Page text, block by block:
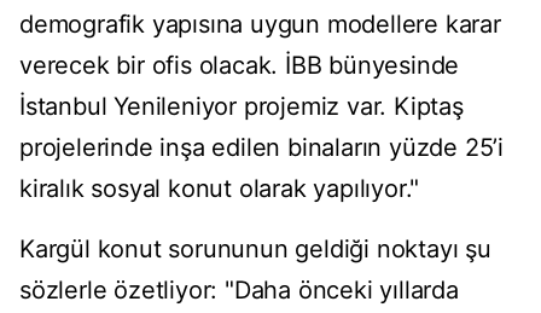
demografik yapısına uygun modellere karar
verecek bir ofis olacak. İBB bünyesinde
İstanbul Yenileniyor projemiz var. Kiptaş
projelerinde inşa edilen binaların yüzde 25’i
kiralık sosyal konut olarak yapılıyor."
Kargül konut sorununun geldiği noktayı şu
sözlerle özetliyor: "Daha önceki yıllarda